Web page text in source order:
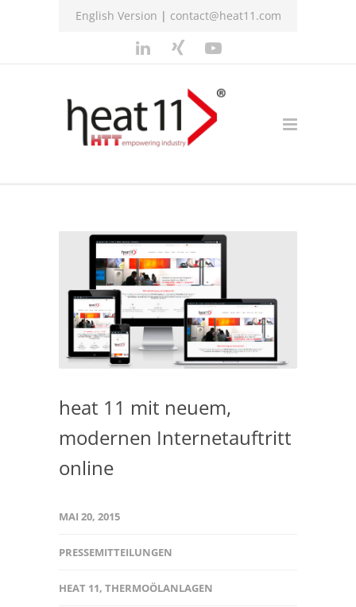
English Version | contact@heat11.com
heat 11 mit neuem,
modernen Internetauftritt
online
MAI 20, 2015
PRESSEMITTEILUNGEN
HEAT 11, THERMOÖLANLAGEN